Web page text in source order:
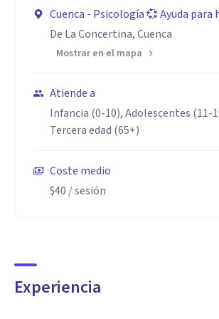
🌟 ¡𝗛𝗼𝗹𝗮! 𝗦𝗼𝘆 𝗘𝘂𝗴𝗲𝗻𝗶𝗼, 𝗽𝘀𝗶𝗰𝗼́𝗹𝗼𝗴𝗼
𝗿𝗲𝗹𝗮𝗰𝗶𝗼𝗻𝗲𝘀, 𝗺𝗮𝘀𝗰𝘂𝗹𝗶𝗻𝗶𝗱𝗮𝗱 𝘆
💬 𝗧𝗲 𝗮𝗰𝗼𝗺𝗽𝗮𝗻̃𝗼 𝗮 𝗲𝗻𝘁𝗲𝗻𝗱𝗲𝗿 𝘁𝘂
𝗲𝗺𝗼𝗰𝗶𝗼𝗻𝗲𝘀 𝘆 𝗲𝗹𝗮𝗯𝗼𝗿𝗮𝗿
❤️‍🩹 𝗧𝗲𝗿𝗮𝗽𝗶𝗮 𝗱𝗲 𝗣𝗮𝗿𝗲𝗷𝗮: fortalece la
ansiedad, mejora tu autoestima y
Cuenca - Psicología 💞 Ayuda para hombres y
parejas - terapia de polaridad
De La Concertina, Cuenca
Mostrar en el mapa
Atiende a
Infancia (0-10), Adolescentes (11-
Tercera edad (65+)
Coste medio
$40 / sesión
Experiencia